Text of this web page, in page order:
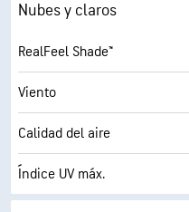
Humedad
Punto de rocío
AccuLumen Brightness Index™
Nubosidad
Visibilidad
Nubes y claros
RealFeel Shade™
Viento
Calidad del aire
Índice UV máx.